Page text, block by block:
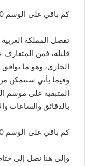
كم باقي على الوسم 0
تفصل المملكة
قليلة، فمن
الجاري، وهو ما يوافق
وفيما يأتي سنتمكن
المتبقية على موسم
بالدقائق والساعات
كم باقي على الوسم 0
وإلى هنا نصل إلى